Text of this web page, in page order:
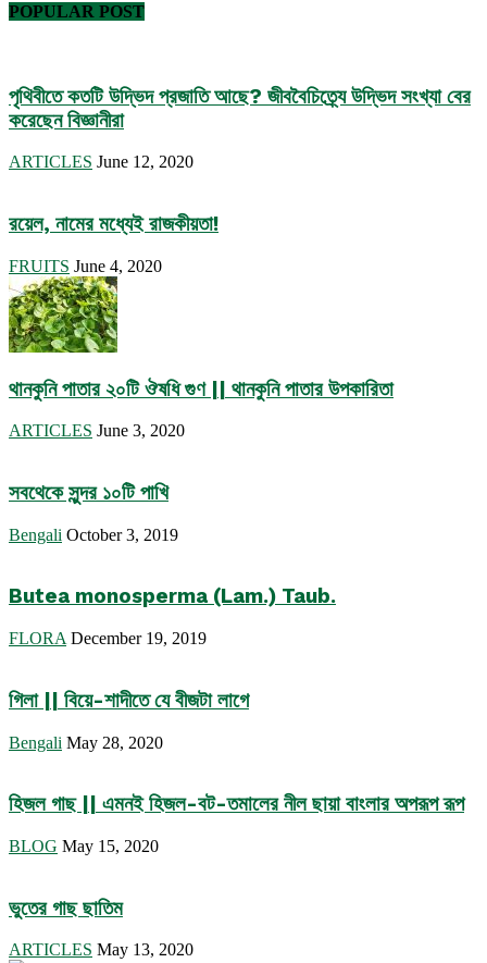
POPULAR POST
পৃথিবীতে কতটি উদ্ভিদ প্রজাতি আছে? জীববৈচিত্র্যে উদ্ভিদ সংখ্যা বের
করেছেন বিজ্ঞানীরা
ARTICLES June 12, 2020
রয়েল, নামের মধ্যেই রাজকীয়তা!
FRUITS June 4, 2020
থানকুনি পাতার ২০টি ঔষধি গুণ || থানকুনি পাতার উপকারিতা
ARTICLES June 3, 2020
সবথেকে সুন্দর ১০টি পাখি
Bengali October 3, 2019
Butea monosperma (Lam.) Taub.
FLORA December 19, 2019
গিলা || বিয়ে-শাদীতে যে বীজটা লাগে
Bengali May 28, 2020
হিজল গাছ || এমনই হিজল-বট-তমালের নীল ছায়া বাংলার অপরূপ রূপ
BLOG May 15, 2020
ভুতের গাছ ছাতিম
ARTICLES May 13, 2020